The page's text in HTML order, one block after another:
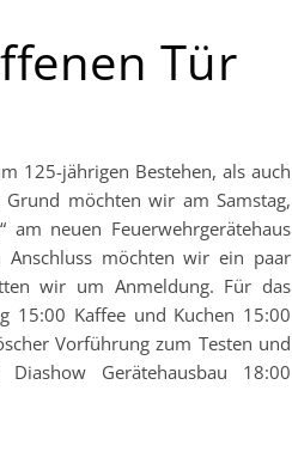
Tür
125-jährigen Bestehen, als auch
Grund möchten wir am Samstag,
neuen Feuerwehrgerätehaus
möchten wir ein paar
wir um Anmeldung. Für das
15:00 Kaffee und Kuchen 15:00
Vorführung zum Testen und
Gerätehausbau 18:00